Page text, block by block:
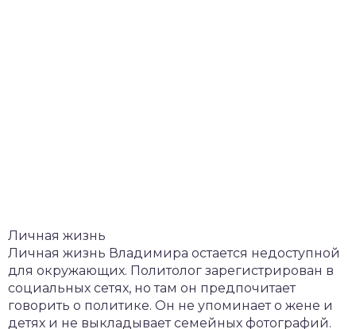
Личная жизнь
Личная жизнь Владимира остается недоступной
для окружающих. Политолог зарегистрирован в
социальных сетях, но там он предпочитает
говорить о политике. Он не упоминает о жене и
детях и не выкладывает семейных фотографий.